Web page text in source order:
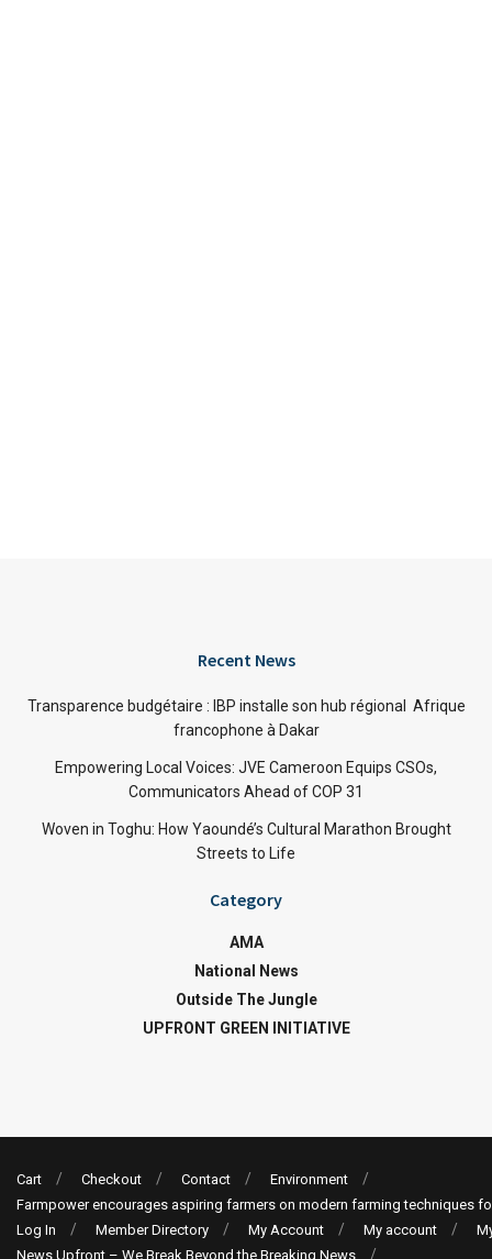
Recent News
Transparence budgétaire : IBP installe son hub régional Afrique
francophone à Dakar
Empowering Local Voices: JVE Cameroon Equips CSOs,
Communicators Ahead of COP 31
Woven in Toghu: How Yaoundé’s Cultural Marathon Brought
Streets to Life
Category
AMA
National News
Outside The Jungle
UPFRONT GREEN INITIATIVE
Cart Checkout Contact
Environment
Farmpower encourages aspiring farmers on modern farming techniques
Log In
Member Directory My Account My account
News Upfront – We Break Beyond the Breaking News